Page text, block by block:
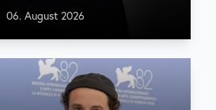
06. August 2026